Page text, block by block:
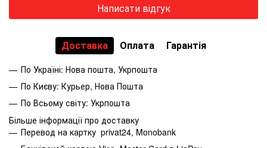
Написати відгук
Доставка Оплата Гарантія
По Україні: Нова пошта, Укрпошта
По Києву: Курьер, Нова Пошта
По Всьому світу: Укрпошта
Більше інформації про доставку
Перевод на картку privat24, Monobank